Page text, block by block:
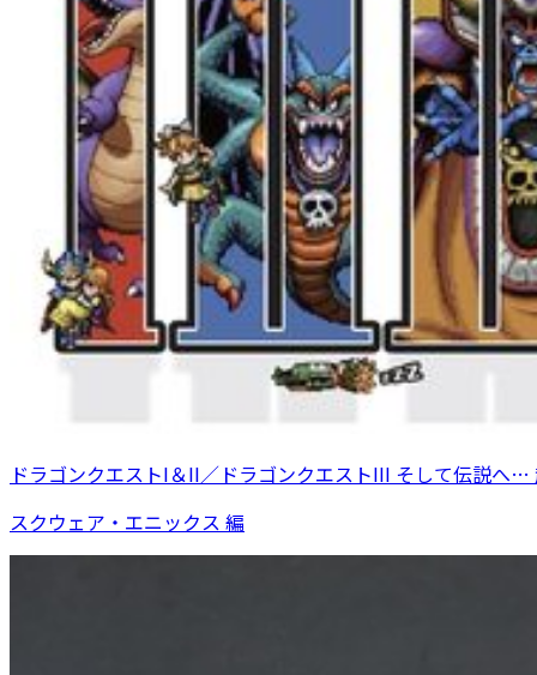
ドラゴンクエストI＆II／ドラゴンクエストIII そして伝説へ…
スクウェア・エニックス 編